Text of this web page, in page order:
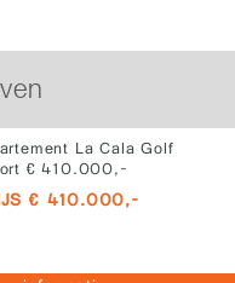
La Cala Golf
€ 410.000,-
€ 410.000,-